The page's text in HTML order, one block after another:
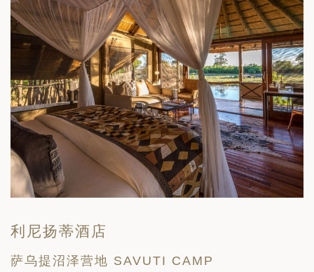
利尼扬蒂酒店
萨乌提沼泽营地 SAVUTI CAMP